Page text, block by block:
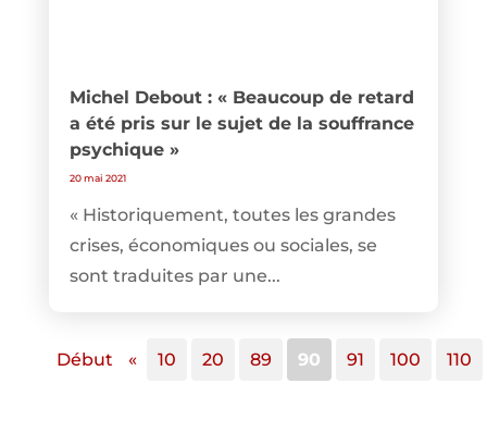
Michel Debout : « Beaucoup de retard
a été pris sur le sujet de la souffrance
psychique »
20 mai 2021
« Historiquement, toutes les grandes
crises, économiques ou sociales, se
sont traduites par une...
Début « 10 20 89 90 91 100 110